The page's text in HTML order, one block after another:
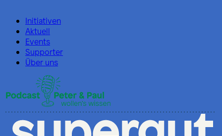
Initiativen
Aktuell
Events
Supporter
Über uns